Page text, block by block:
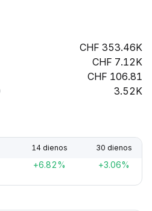
353.46K
7.12K
106.81
3.52K
14 dienos 30 dienos
+6.82% +3.06%